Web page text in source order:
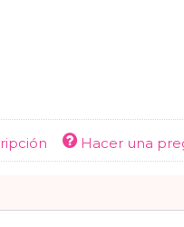
Hacer una